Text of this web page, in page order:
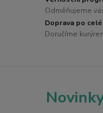
Odměňujeme
Doprava po celé
Doručíme